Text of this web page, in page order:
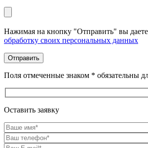
Нажимая на кнопку "Отправить" вы даете
обработку своих персональных данных
Поля отмеченные знаком * обязательны
Оставить заявку